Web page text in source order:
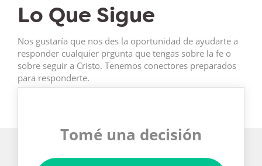
Lo Que Sigue
Nos gustaría que nos des la oportunidad de ayudarte a
responder cualquier prgunta que tengas sobre la fe o
sobre seguir a Cristo. Tenemos conectores preparados
para responderte.
Tomé una decisión